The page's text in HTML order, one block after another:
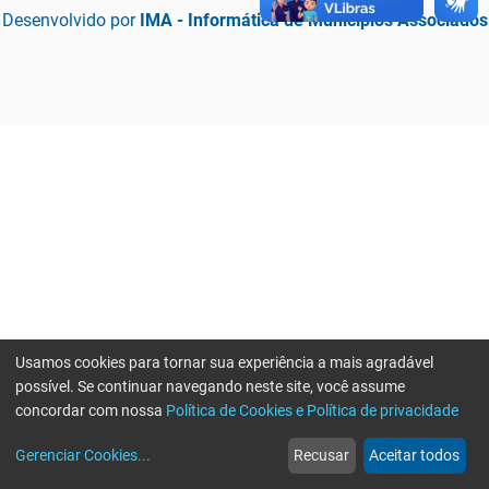
Desenvolvido por IMA - Informática de Municípios Associados
web
Notícias
more_horiz
Mais
Usamos cookies para tornar sua experiência a mais agradável
possível. Se continuar navegando neste site, você assume
concordar com nossa Política de Cookies e Política de privacidade
Gerenciar Cookies... Recusar Aceitar todos
Erro ao enviar informações, por favor tente novamente